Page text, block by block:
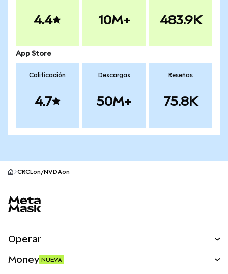
4.4 10M+ 483.9K
App Store
Calificación
4.7
Descargas
50M+
Reseñas
75.8K
CRCLon/NVDAon
Operar
Money NUEVA